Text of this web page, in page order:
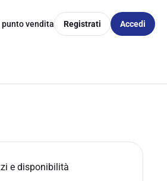
vendita Registrati Accedi
e disponibilità